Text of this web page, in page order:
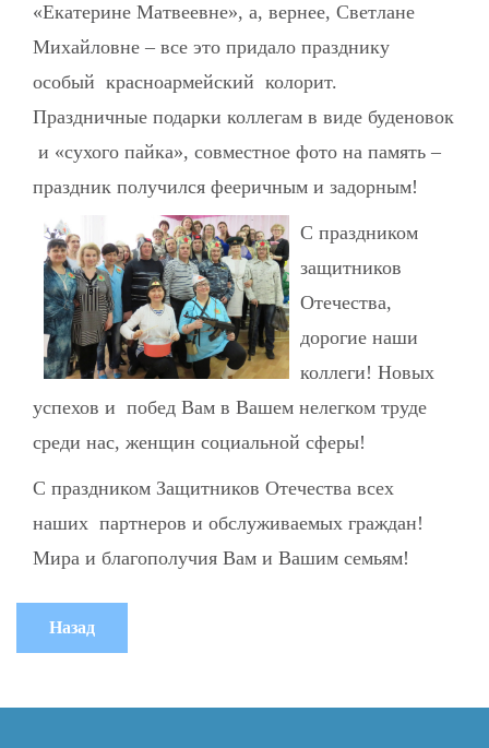
«Екатерине Матвеевне», а, вернее, Светлане
Михайловне – все это придало празднику
особый красноармейский колорит.
Праздничные подарки коллегам в виде буденовок
и «сухого пайка», совместное фото на память –
праздник получился фееричным и задорным!
С праздником
защитников
Отечества,
дорогие наши
коллеги! Новых
успехов и побед Вам в Вашем нелегком труде
среди нас, женщин социальной сферы!
С праздником Защитников Отечества всех
наших партнеров и обслуживаемых граждан!
Мира и благополучия Вам и Вашим семьям!